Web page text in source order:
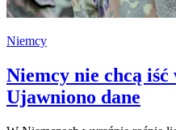
Niemcy
Niemcy nie chcą iść
Ujawniono dane